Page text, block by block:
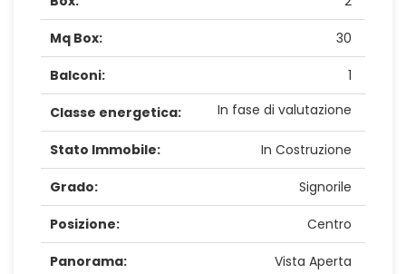
Mq Box: 30
Balconi: 1
Classe energetica: In fase di valutazione
Stato Immobile: In Costruzione
Grado: Signorile
Posizione: Centro
Panorama: Vista Aperta